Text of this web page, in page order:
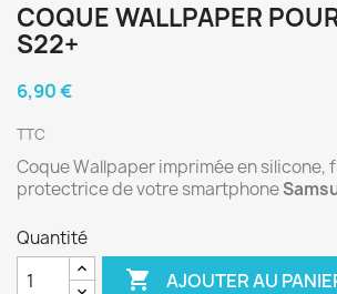
COQUE WALLPAPER
S22+
6,90 €
TTC
Coque Wallpaper imprimée en silicone,
protectrice de votre smartphone
Quantité
 AJOUTER AU